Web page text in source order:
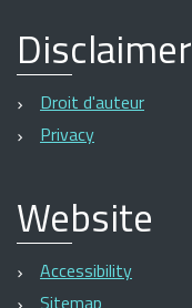
Disclaimer
Droit d'auteur
Privacy
Website
Accessibility